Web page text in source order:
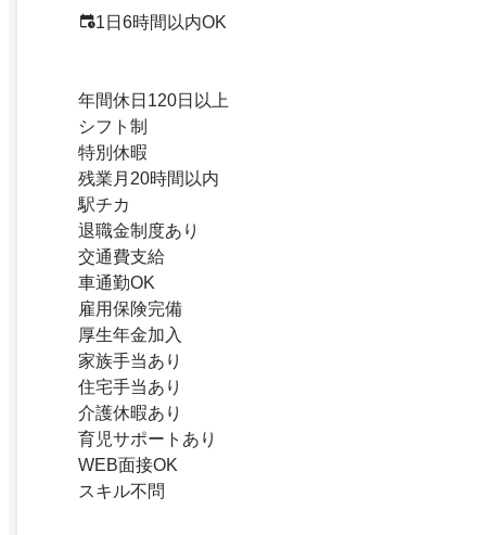
1日6時間以内OK
年間休日120日以上
シフト制
特別休暇
残業月20時間以内
駅チカ
退職金制度あり
交通費支給
車通勤OK
雇用保険完備
厚生年金加入
家族手当あり
住宅手当あり
介護休暇あり
育児サポートあり
WEB面接OK
スキル不問